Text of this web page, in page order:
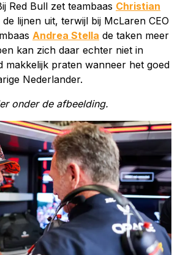
Red Bull zet teambaas Christian
lijnen uit, terwijl bij McLaren CEO
Andrea Stella de taken meer
kan zich daar echter niet in
makkelijk praten wanneer het goed
Nederlander.
onder de afbeelding.